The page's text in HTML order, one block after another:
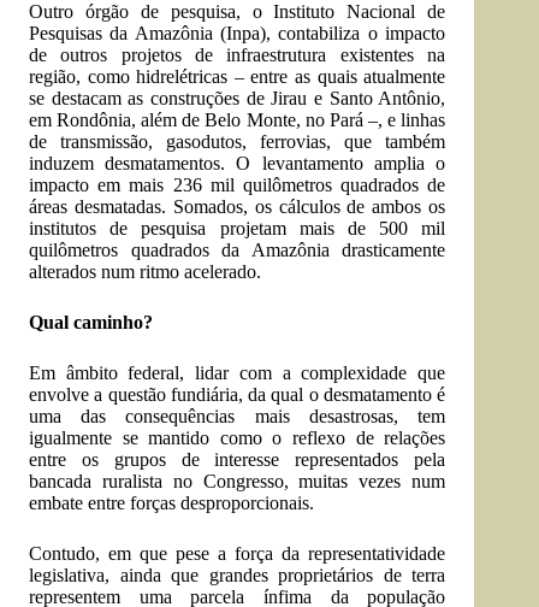
Outro órgão de pesquisa, o Instituto Nacional de
Pesquisas da Amazônia (Inpa), contabiliza o impacto
de outros projetos de infraestrutura existentes na
região, como hidrelétricas – entre as quais atualmente
se destacam as construções de Jirau e Santo Antônio,
em Rondônia, além de Belo Monte, no Pará –, e linhas
de transmissão, gasodutos, ferrovias, que também
induzem desmatamentos. O levantamento amplia o
impacto em mais 236 mil quilômetros quadrados de
áreas desmatadas. Somados, os cálculos de ambos os
institutos de pesquisa projetam mais de 500 mil
quilômetros quadrados da Amazônia drasticamente
alterados num ritmo acelerado.
Qual caminho?
Em âmbito federal, lidar com a complexidade que
envolve a questão fundiária, da qual o desmatamento é
uma das consequências mais desastrosas, tem
igualmente se mantido como o reflexo de relações
entre os grupos de interesse representados pela
bancada ruralista no Congresso, muitas vezes num
embate entre forças desproporcionais.
Contudo, em que pese a força da representatividade
legislativa, ainda que grandes proprietários de terra
representem uma parcela ínfima da população